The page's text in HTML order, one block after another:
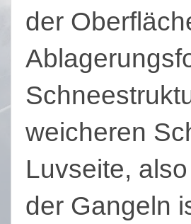
der
weicheren
Luvseite,
der Gangeln